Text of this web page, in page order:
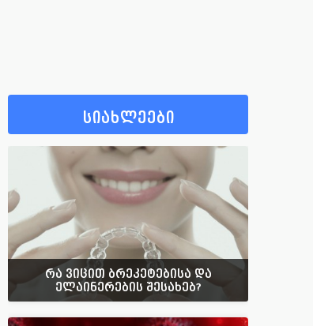
სიახლეები
რა ვიცით ბრეკეტებისა და
ელაინერების შესახებ?